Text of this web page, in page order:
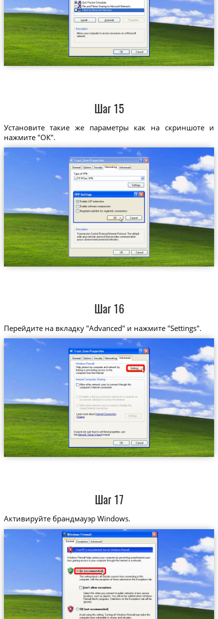
Шаг 15
Установите такие же параметры как на скриншоте и
нажмите "ОК".
Шаг 16
Перейдите на вкладку "Advanced" и нажмите "Settings".
Шаг 17
Активируйте брандмауэр Windows.